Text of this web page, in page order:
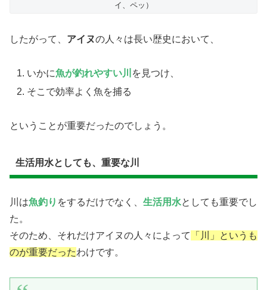
イ、ペッ）
したがって、 アイヌの人々は長い歴史において、
いかに魚が釣れやすい川
を見つけ、
そこで効率よく魚を捕る
ということが重要だったのでしょう。
生活用水としても、重要な川
川は魚釣り をするだけでなく、 生活用水としても重要でし
た。
そのため、それだけアイヌの人々によって
「川」というも
のが重要だったわけです。